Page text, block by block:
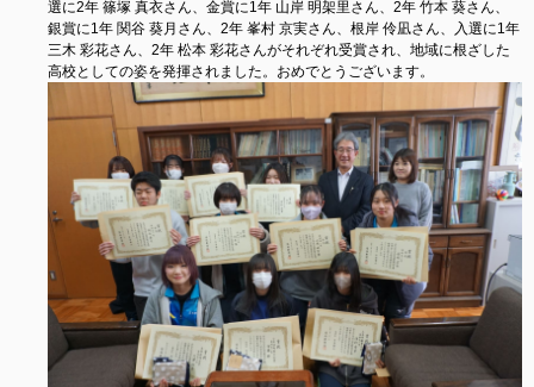
選に2年 篠塚 真衣さん、金賞に1年 山岸 明架里さん、2年 竹本 葵さん、
銀賞に1年 関谷 葵月さん、2年 峯村 京実さん、根岸 伶凪さん、入選に1年
三木 彩花さん、2年 松本 彩花さんがそれぞれ受賞され、地域に根ざした
高校としての姿を発揮されました。おめでとうございます。